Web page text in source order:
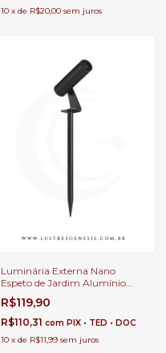
10 x de R$20,00 sem juros
Luminária Externa Nano
Espeto de Jardim Alumínio
Preto LED Branco Quente 2w
Para Quintal e Fachada
R$119,90
R$110,31 com PIX • TED • DOC
10 x de R$11,99 sem juros